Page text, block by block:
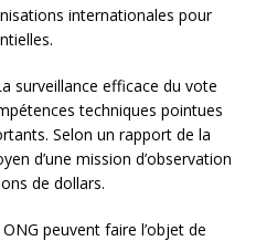
internationales pour
surveillance efficace du vote
techniques pointues
Selon un rapport de la
d’une mission d’observation
de dollars.
peuvent faire l’objet de